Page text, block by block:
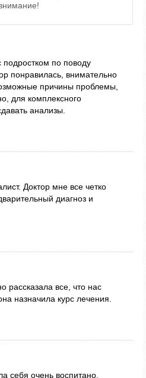
подростком по поводу
понравилась, внимательно
причины проблемы,
для комплексного
анализы.
Доктор мне все четко
диагноз и
рассказала все, что нас
назначила курс лечения.
себя очень воспитано,